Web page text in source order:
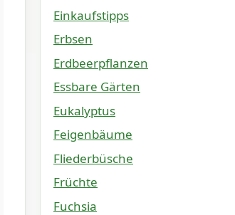
Einkaufstipps
Erbsen
Erdbeerpflanzen
Essbare Gärten
Eukalyptus
Feigenbäume
Fliederbüsche
Früchte
Fuchsia